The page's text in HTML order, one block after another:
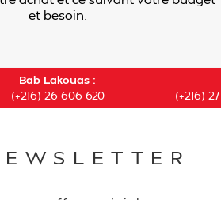
et besoin.
Bab Lakouas :
(+216) 26 606 620
(+216)